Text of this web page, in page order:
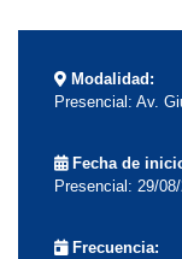
Modalidad:
Presencial: Av.
Fecha de
Presencial: 29/
Frecuencia: